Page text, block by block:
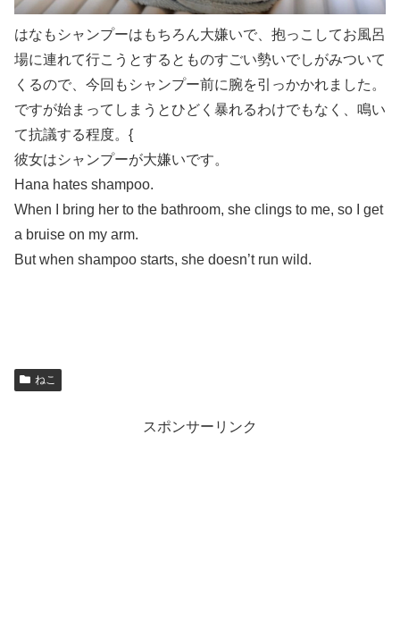
はなもシャンプーはもちろん大嫌いで、抱っこしてお風呂
場に連れて行こうとするとものすごい勢いでしがみついて
くるので、今回もシャンプー前に腕を引っかかれました。
ですが始まってしまうとひどく暴れるわけでもなく、鳴い
て抗議する程度。{
彼女はシャンプーが大嫌いです。
Hana hates shampoo.
When I bring her to the bathroom, she clings to me, so I get
a bruise on my arm.
But when shampoo starts, she doesn’t run wild.
ねこ
スポンサーリンク